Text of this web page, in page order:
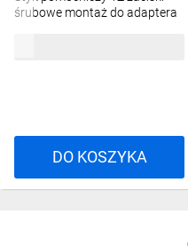
śrubowe montaż do adaptera
DO KOSZYKA